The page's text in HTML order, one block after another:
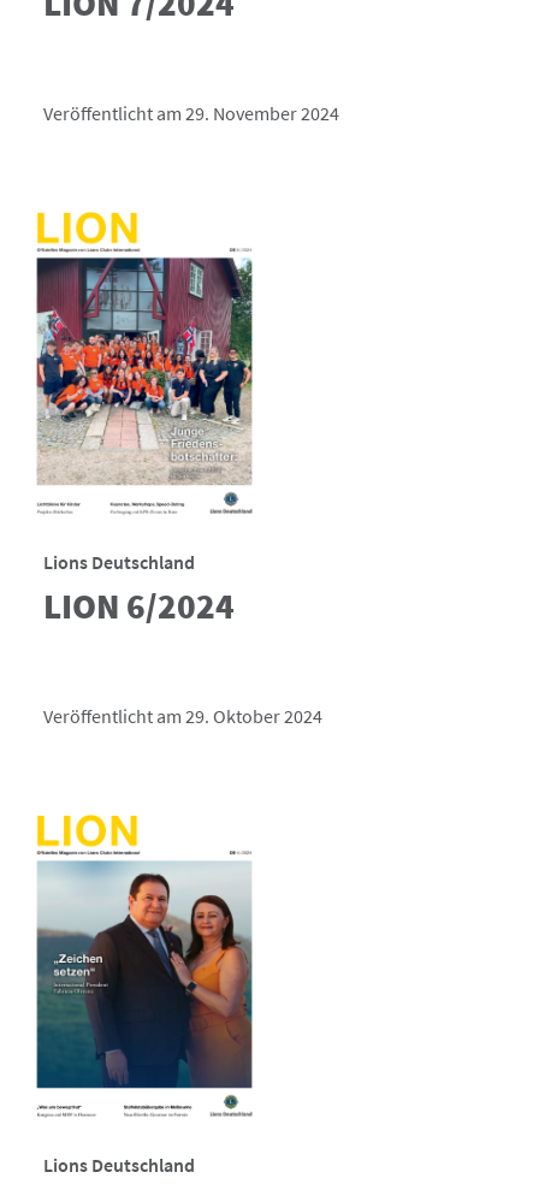
Veröffentlicht am 29. November 2024
Lions Deutschland
LION 6/2024
Veröffentlicht am 29. Oktober 2024
Lions Deutschland